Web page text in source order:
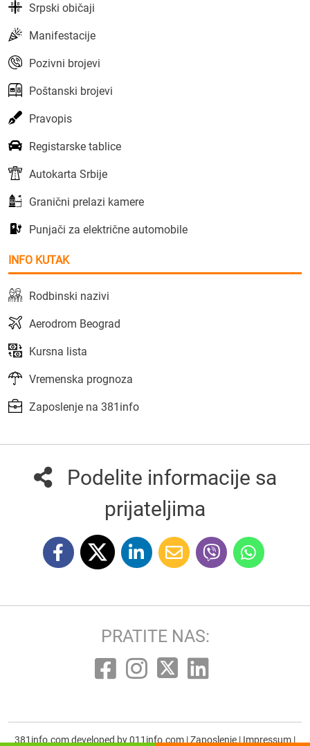
Srpski običaji
Manifestacije
Pozivni brojevi
Poštanski brojevi
Pravopis
Registarske tablice
Autokarta Srbije
Granični prelazi kamere
Punjači za električne automobile
INFO KUTAK
Rodbinski nazivi
Aerodrom Beograd
Kursna lista
Vremenska prognoza
Zaposlenje na 381info
Podelite informacije sa
prijateljima
PRATITE NAS:
381info.com developed by011info.com|Zaposlenje|Impressum|